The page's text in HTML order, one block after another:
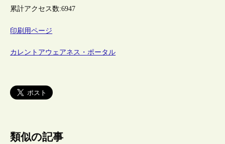
累計アクセス数:6947
印刷用ページ
カレントアウェアネス・ポータル
類似の記事